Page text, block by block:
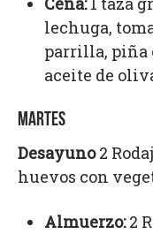
lechuga,
parrilla, piña
aceite de
MARTES
Desayuno2
huevos con
Almuerzo:2